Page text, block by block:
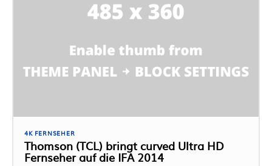
4K FERNSEHER
Thomson (TCL) bringt curved Ultra HD
Fernseher auf die IFA 2014